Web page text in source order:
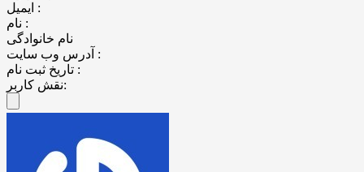
ایمیل :
نام :
نام خانوادگی
آدرس وب سایت :
تاریخ ثبت نام :
نقش کاربر: